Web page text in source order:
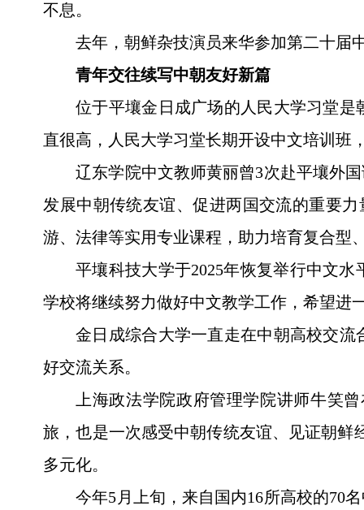
不息。
去年，朝鲜杂技演员来华参加第二十届
青年交往续写中朝友好新篇
位于平壤金日成广场的人民大学习堂
直很高，人民大学习堂长期开设中文培训班
辽东学院中文教师黄丽曾3次赴平壤外
发展中朝传统友谊、促进两国交流的重要
游、法律等实用专业课程，助力培育复合型
平壤科技大学于2025年恢复举行中文
学校将继续努力做好中文教学工作，希望进
金日成综合大学一直走在中朝高校交
好交流关系。
上海政法学院政府管理学院讲师牛笑
旅，也是一次感受中朝传统友谊、见证朝鲜
多元化。
今年5月上旬，来自国内16所高校的70